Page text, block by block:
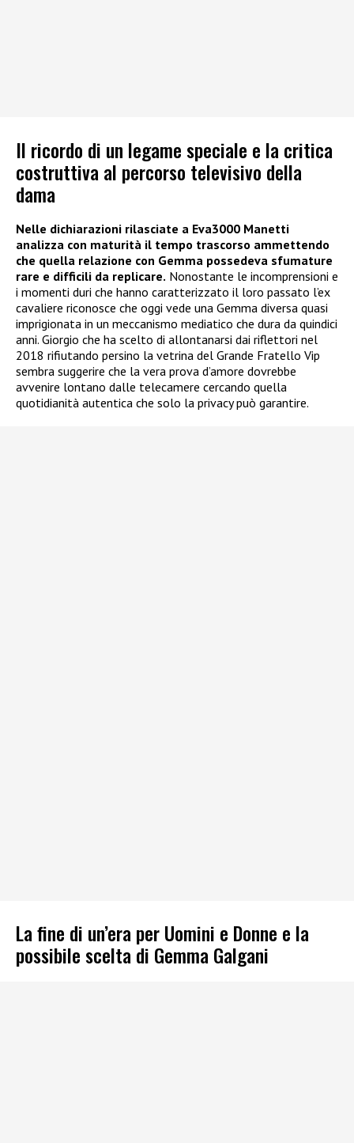
Il ricordo di un legame speciale e la critica
costruttiva al percorso televisivo della
dama
Nelle dichiarazioni rilasciate a Eva3000 Manetti
analizza con maturità il tempo trascorso ammettendo
che quella relazione con Gemma possedeva sfumature
rare e difficili da replicare. Nonostante le incomprensioni e
i momenti duri che hanno caratterizzato il loro passato l’ex
cavaliere riconosce che oggi vede una Gemma diversa quasi
imprigionata in un meccanismo mediatico che dura da quindici
anni. Giorgio che ha scelto di allontanarsi dai riflettori nel
2018 rifiutando persino la vetrina del Grande Fratello Vip
sembra suggerire che la vera prova d’amore dovrebbe
avvenire lontano dalle telecamere cercando quella
quotidianità autentica che solo la privacy può garantire.
La fine di un’era per Uomini e Donne e la
possibile scelta di Gemma Galgani